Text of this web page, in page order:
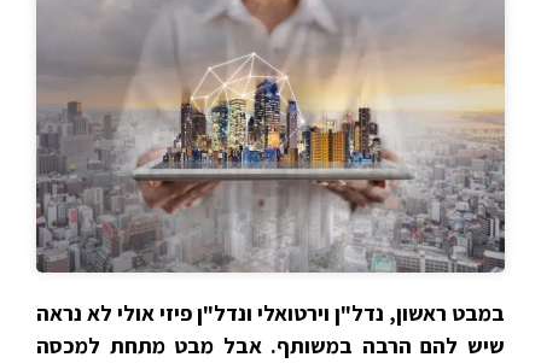
במבט ראשון, נדל"ן וירטואלי ונדל"ן פיזי אולי לא נראה
שיש להם הרבה במשותף. אבל מבט מתחת למכסה